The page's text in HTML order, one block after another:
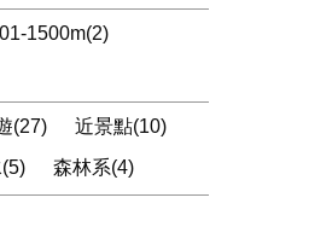
1500m(2)
(27)
近景點(10)
森林系(4)